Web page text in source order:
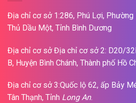
Địa chỉ cơ sở 1:286, Phú Lợi, Phường
Thủ Dầu Một, Tỉnh Bình Dương
Địa chỉ cơ sở Địa chỉ cơ sở 2: D20/
B, Huyện Bình Chánh, Thành phố Hồ
Địa chỉ cơ sở 3:Quốc lộ 62, ấp Bảy
Tân Thạnh, Tỉnh Long An.